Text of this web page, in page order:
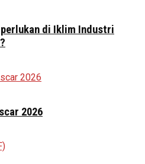
di Iklim Industri
2026